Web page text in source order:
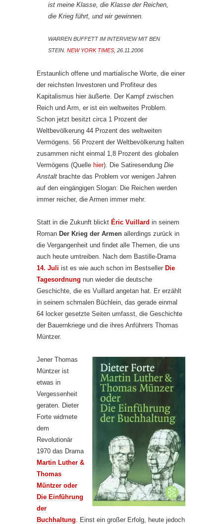
ist meine Klasse, die Klasse der Reichen,
die Krieg führt, und wir gewinnen.
WARREN BUFFETT IM INTERVIEW MIT BEN
STEIN. NEW YORK TIMES , 26.11.2006
Erstaunlich offene und martialische Worte, die einer
der reichsten Investoren und Profiteur des
Kapitalismus hier äußerte. Der Kampf zwischen
Reich und Arm, er ist ein weltweites Problem.
Schon jetzt besitzt circa 1 Prozent der
Weltbevölkerung 44 Prozent des weltweiten
Vermögens. 56 Prozent der Weltbevölkerung halten
zusammen nicht einmal 1,8 Prozent des globalen
Vermögens (Quelle hier). Die Satiresendung Die
Anstalt brachte das Problem vor wenigen Jahren
auf den eingängigen Slogan: Die Reichen werden
immer reicher, die Armen immer mehr.
Statt in die Zukunft blickt Éric Vuillard in seinem
Roman Der Krieg der Armen allerdings zurück in
die Vergangenheit und findet alle Themen, die uns
auch heute umtreiben. Nach dem Bastille-Drama
14. Juli ist es wie auch schon im Bestseller Die
Tagesordnung nun wieder die deutsche
Geschichte, die es Vuillard angetan hat. Er erzählt
in seinem schmalen Büchlein, das gerade einmal
64 locker gesetzte Seiten umfasst, die Geschichte
der Bauernkriege und die ihres Anführers Thomas
Müntzer.
Jener Thomas
Müntzer ist
etwas in
Vergessenheit
geraten. Dieter
Forte widmete
dem
Revolutionär
1970 das Drama
Martin Luther &
Thomas
Müntzer oder
Die Einführung
der
Buchhaltung . Einst ein großer Erfolg, heute jedoch